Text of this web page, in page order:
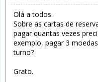
Olá a todos.
Sobre as cartas de
pagar quantas vezes
exemplo, pagar 3
turno?
Grato.